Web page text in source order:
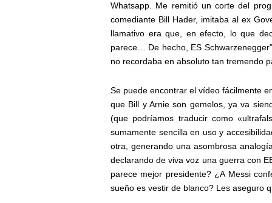
Whatsapp. Me remitió un corte del
comediante Bill Hader, imitaba al ex
llamativo era que, en efecto, lo que
parece… De hecho, ES
no recordaba en absoluto tan tremendo
Se puede encontrar el vídeo fácilmente
que Bill y Arnie son gemelos, ya va
(que podríamos traducir como
sumamente sencilla en uso y
otra, generando una asombrosa
declarando de viva voz una guerra con
parece mejor presidente? ¿A Messi
sueño es vestir de blanco? Les aseguro